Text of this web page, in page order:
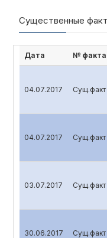
Существенные
Дата № факта
04.07.2017
04.07.2017
03.07.2017
30.06.2017